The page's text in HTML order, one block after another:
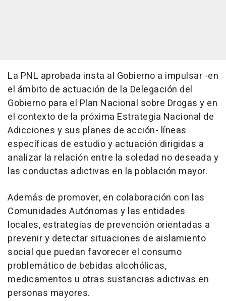
La PNL aprobada insta al Gobierno a impulsar -en
el ámbito de actuación de la Delegación del
Gobierno para el Plan Nacional sobre Drogas y en
el contexto de la próxima Estrategia Nacional de
Adicciones y sus planes de acción- líneas
específicas de estudio y actuación dirigidas a
analizar la relación entre la soledad no deseada y
las conductas adictivas en la población mayor.
Además de promover, en colaboración con las
Comunidades Autónomas y las entidades
locales, estrategias de prevención orientadas a
prevenir y detectar situaciones de aislamiento
social que puedan favorecer el consumo
problemático de bebidas alcohólicas,
medicamentos u otras sustancias adictivas en
personas mayores.